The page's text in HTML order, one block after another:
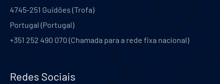
4745-251 Guidões (Trofa)
Portugal (Portugal)
+351 252 490 070 (Chamada para a rede fixa nacional)
Redes Sociais